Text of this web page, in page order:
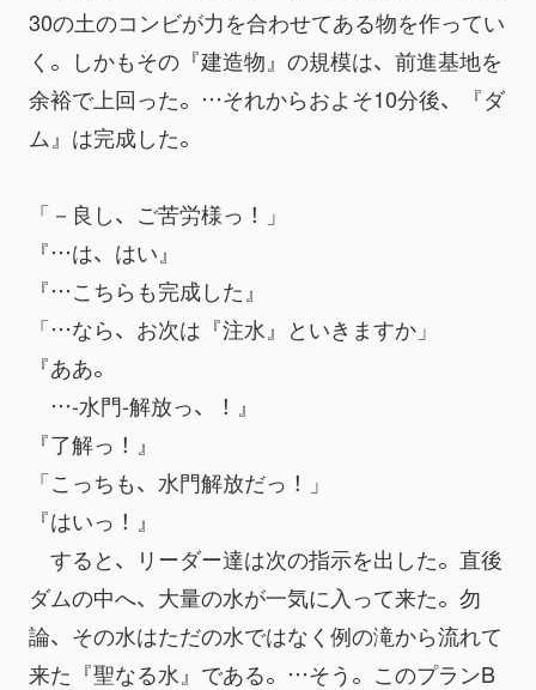
30の土のコンビが力を合わせてある物を作ってい
く。しかもその『建造物』の規模は、前進基地を
余裕で上回った。…それからおよそ10分後、『ダ
ム』は完成した。
「－良し、ご苦労様っ！」
『…は、はい』
『…こちらも完成した』
「…なら、お次は『注水』といきますか」
『ああ。
…-水門-解放っ、！』
『了解っ！』
「こっちも、水門解放だっ！」
『はいっ！』
すると、リーダー達は次の指示を出した。直後
ダムの中へ、大量の水が一気に入って来た。勿
論、その水はただの水ではなく例の滝から流れて
来た『聖なる水』である。…そう。このプランB